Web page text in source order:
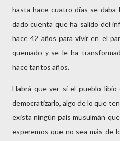
hasta hace cuatro días se
dado cuenta que ha salido del
hace 42 años para vivir en el
quemado y se le ha
hace tantos años.
Habrá que ver si el pueblo libio
democratizarlo, algo de lo que
exista ningún país musulmán
esperemos que no sea más de